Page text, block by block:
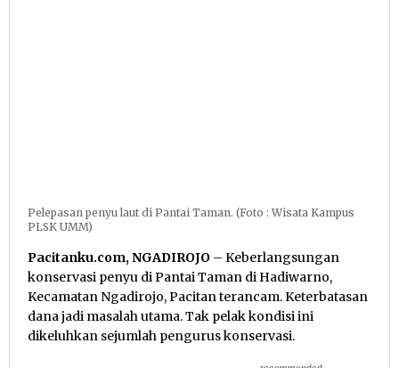
Pelepasan penyu laut di Pantai Taman. (Foto : Wisata Kampus
PLSK UMM)
Pacitanku.com, NGADIROJO – Keberlangsungan
konservasi penyu di Pantai Taman di Hadiwarno,
Kecamatan Ngadirojo, Pacitan terancam. Keterbatasan
dana jadi masalah utama. Tak pelak kondisi ini
dikeluhkan sejumlah pengurus konservasi.